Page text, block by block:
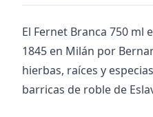
El Fernet Branca 750
1845 en Milán por
hierbas, raíces y
barricas de roble de